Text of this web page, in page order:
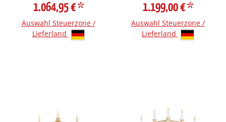
1.064,95 €*
Auswahl Steuerzone /
Lieferland
1.199,00 €*
Auswahl Steuerzone /
Lieferland